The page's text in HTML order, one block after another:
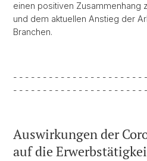
einen positiven Zusammenhang
und dem aktuellen Anstieg der
Branchen.
- - - - - - - - - - - - - - - - - - - - - -
- - - - - - - - - - - - - - - - - - - - - - -
Auswirkungen der
auf die